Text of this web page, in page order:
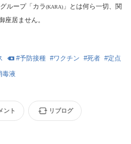
ループ「カラ(KARA)」とは何ら一切、関
座居ません。
#予防接種 #ワクチン #死者 #定点
毒液
ント リブログ